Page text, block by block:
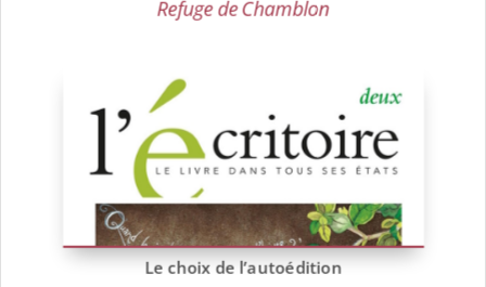
Refuge de Chamblon
Le choix de l’autoédition